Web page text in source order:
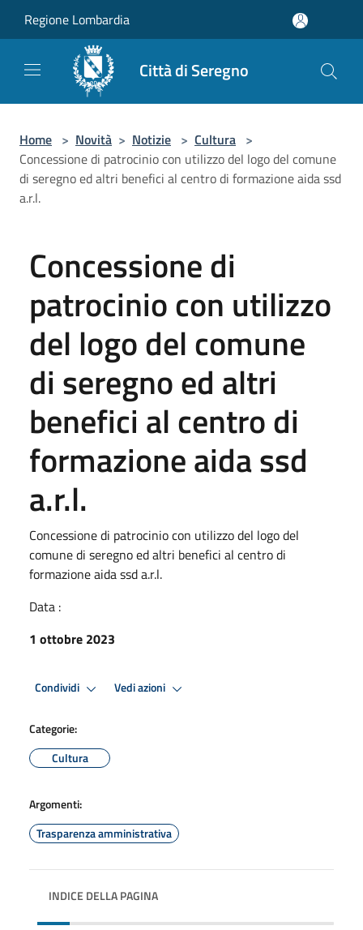
Regione Lombardia
Città di Seregno
Home > Novità > Notizie > Cultura >
Concessione di patrocinio con utilizzo del logo del comune
di seregno ed altri benefici al centro di formazione aida ssd
a.r.l.
Concessione di
patrocinio con utilizzo
del logo del comune
di seregno ed altri
benefici al centro di
formazione aida ssd
a.r.l.
Concessione di patrocinio con utilizzo del logo del
comune di seregno ed altri benefici al centro di
formazione aida ssd a.r.l.
Data :
1 ottobre 2023
Condividi Vedi azioni
Categorie:
Cultura
Argomenti:
Trasparenza amministrativa
INDICE DELLA PAGINA